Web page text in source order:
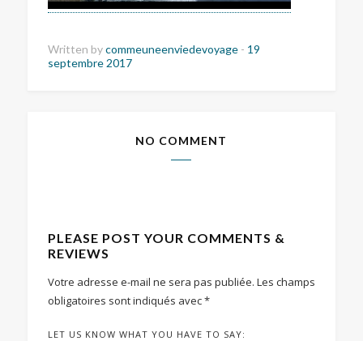
Written bycommeuneenviedevoyage - 19
septembre 2017
NO COMMENT
PLEASE POST YOUR COMMENTS &
REVIEWS
Votre adresse e-mail ne sera pas publiée. Les champs
obligatoires sont indiqués avec*
LET US KNOW WHAT YOU HAVE TO SAY: